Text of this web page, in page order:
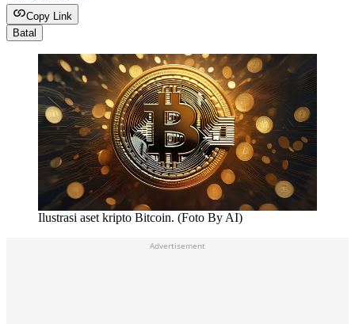
Copy Link
Batal
Ilustrasi aset kripto Bitcoin. (Foto By AI)
Advertisement